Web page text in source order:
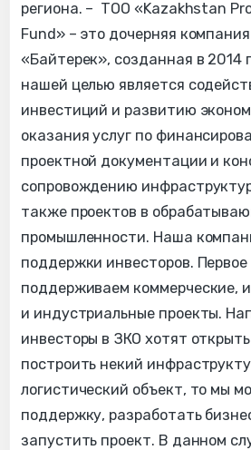
региона. – ТОО «Kazakhstan
Fund»– это дочерняя
«Байтерек», созданная в 2014
нашей целью является
инвестиций и развитию
оказания услуг по
проектной документации и
сопровождению
также проектов в
промышленности. Наша
поддержки инвесторов.
поддерживаем коммерческие,
и индустриальные проекты.
инвесторы в ЗКО хотят
построить некий
логистический объект, то мы
поддержку, разработать
запустить проект. В данном